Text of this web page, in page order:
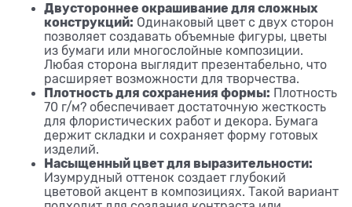
Двустороннее окрашивание для сложных
конструкций: Одинаковый цвет с двух сторон
позволяет создавать объемные фигуры, цветы
из бумаги или многослойные композиции.
Любая сторона выглядит презентабельно, что
расширяет возможности для творчества.
Плотность для сохранения формы: Плотность
70 г/м? обеспечивает достаточную жесткость
для флористических работ и декора. Бумага
держит складки и сохраняет форму готовых
изделий.
Насыщенный цвет для выразительности:
Изумрудный оттенок создает глубокий
цветовой акцент в композициях. Такой вариант